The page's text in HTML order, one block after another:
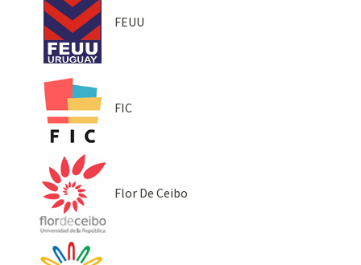
FEUU
FIC
Flor De Ceibo